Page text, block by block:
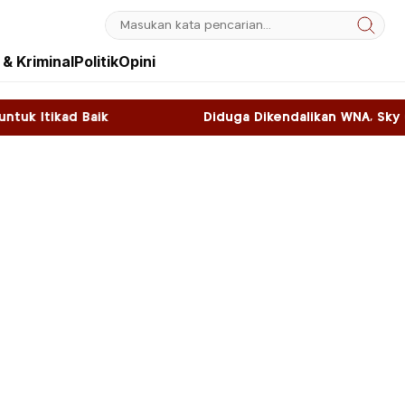
KriminalPolitikOpini
Diduga Dikendalikan WNA, Sky Game di Kawasan